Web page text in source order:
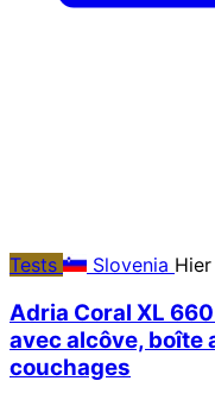
Tests Slovenia Hier
Adria Coral XL
avec alcôve, boîte
couchages